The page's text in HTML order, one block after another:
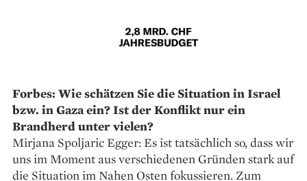
Forbes: Wie schätzen Sie die Situation in Israel
bzw. in Gaza ein? Ist der Konflikt nur ein
Brandherd unter vielen?
Mirjana Spoljaric Egger: Es ist tatsächlich so, dass wir
uns im Moment aus verschiedenen Gründen stark auf
die Situation im Nahen Osten fokussieren. Zum